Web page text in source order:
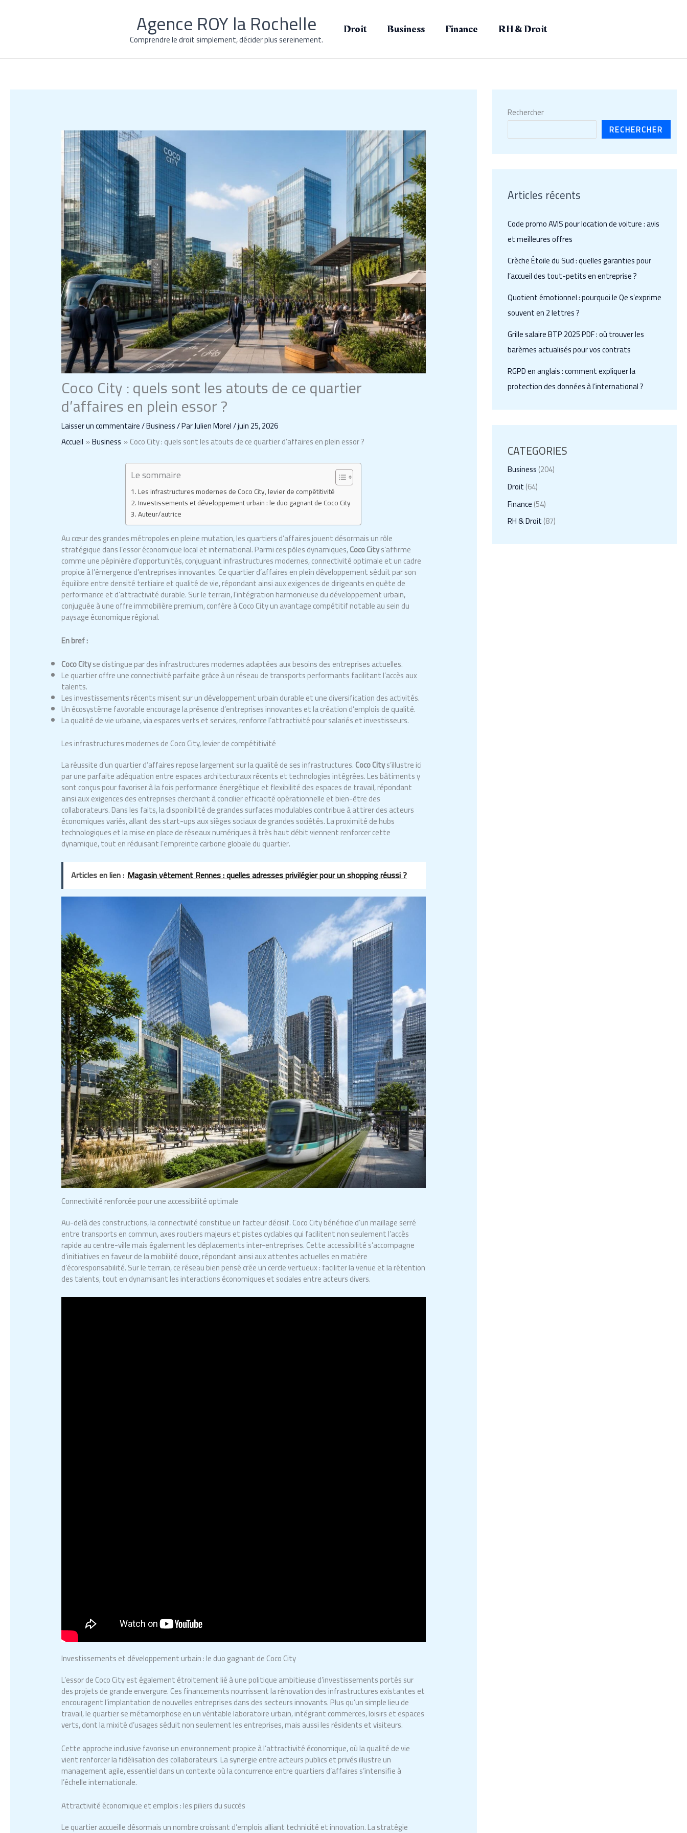
Agence ROY la Rochelle
Comprendre le droit simplement, décider plus sereinement.
Droit Business Finance RH & Droit
Coco City : quels sont les atouts de ce quartier
d’affaires en plein essor ?
Laisser un commentaire/Business/ ParJulien Morel/juin 25, 2026
Accueil
Business Coco City : quels sont les atouts de ce quartier d’affaires en plein essor ?
Le sommaire
Les infrastructures modernes de Coco City, levier de compétitivité
Investissements et développement urbain : le duo gagnant de Coco City
Auteur/autrice
Au cœur des grandes métropoles en pleine mutation, les quartiers d’affaires jouent désormais un rôle
stratégique dans l’essor économique local et international. Parmi ces pôles dynamiques,Coco Citys’affirme
comme une pépinière d’opportunités, conjuguant infrastructures modernes, connectivité optimale et un cadre
propice à l’émergence d’entreprises innovantes. Ce quartier d’affaires en plein développement séduit par son
équilibre entre densité tertiaire et qualité de vie, répondant ainsi aux exigences de dirigeants en quête de
performance et d’attractivité durable. Sur le terrain, l’intégration harmonieuse du développement urbain,
conjuguée à une offre immobilière premium, confère à Coco City un avantage compétitif notable au sein du
paysage économique régional.
En bref :
Coco Cityse distingue par des infrastructures modernes adaptées aux besoins des entreprises actuelles.
Le quartier offre une connectivité parfaite grâce à un réseau de transports performants facilitant l’accès aux
talents.
Les investissements récents misent sur un développement urbain durable et une diversification des activités.
Un écosystème favorable encourage la présence d’entreprises innovantes et la création d’emplois de qualité.
La qualité de vie urbaine, via espaces verts et services, renforce l’attractivité pour salariés et investisseurs.
Les infrastructures modernes de Coco City, levier de compétitivité
La réussite d’un quartier d’affaires repose largement sur la qualité de ses infrastructures.Coco Citys’illustre ici
par une parfaite adéquation entre espaces architecturaux récents et technologies intégrées. Les bâtiments y
sont conçus pour favoriser à la fois performance énergétique et flexibilité des espaces de travail, répondant
ainsi aux exigences des entreprises cherchant à concilier efficacité opérationnelle et bien-être des
collaborateurs. Dans les faits, la disponibilité de grandes surfaces modulables contribue à attirer des acteurs
économiques variés, allant des start-ups aux sièges sociaux de grandes sociétés. La proximité de hubs
technologiques et la mise en place de réseaux numériques à très haut débit viennent renforcer cette
dynamique, tout en réduisant l’empreinte carbone globale du quartier.
Articles en lien : Magasin vêtement Rennes : quelles adresses privilégier pour un shopping réussi ?
Connectivité renforcée pour une accessibilité optimale
Au-delà des constructions, la connectivité constitue un facteur décisif. Coco City bénéficie d’un maillage serré
entre transports en commun, axes routiers majeurs et pistes cyclables qui facilitent non seulement l’accès
rapide au centre-ville mais également les déplacements inter-entreprises. Cette accessibilité s’accompagne
d’initiatives en faveur de la mobilité douce, répondant ainsi aux attentes actuelles en matière
d’écoresponsabilité. Sur le terrain, ce réseau bien pensé crée un cercle vertueux : faciliter la venue et la rétention
des talents, tout en dynamisant les interactions économiques et sociales entre acteurs divers.
Investissements et développement urbain : le duo gagnant de Coco City
L’essor de Coco City est également étroitement lié à une politique ambitieuse d’investissements portés sur
des projets de grande envergure. Ces financements nourrissent la rénovation des infrastructures existantes et
encouragent l’implantation de nouvelles entreprises dans des secteurs innovants. Plus qu’un simple lieu de
travail, le quartier se métamorphose en un véritable laboratoire urbain, intégrant commerces, loisirs et espaces
verts, dont la mixité d’usages séduit non seulement les entreprises, mais aussi les résidents et visiteurs.
Cette approche inclusive favorise un environnement propice à l’attractivité économique, où la qualité de vie
vient renforcer la fidélisation des collaborateurs. La synergie entre acteurs publics et privés illustre un
management agile, essentiel dans un contexte où la concurrence entre quartiers d’affaires s’intensifie à
l’échelle internationale.
Attractivité économique et emplois : les piliers du succès
Le quartier accueille désormais un nombre croissant d’emplois alliant technicité et innovation. La stratégie
Rechercher
RECHERCHER
Articles récents
Code promo AVIS pour location de voiture : avis
et meilleures offres
Crèche Étoile du Sud : quelles garanties pour
l’accueil des tout-petits en entreprise ?
Quotient émotionnel : pourquoi le Qe s’exprime
souvent en 2 lettres ?
Grille salaire BTP 2025 PDF : où trouver les
barèmes actualisés pour vos contrats
RGPD en anglais : comment expliquer la
protection des données à l’international ?
CATEGORIES
Business(204)
Droit(64)
Finance(54)
RH & Droit(87)